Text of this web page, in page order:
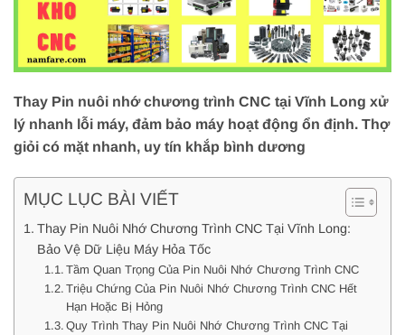
Thay Pin nuôi nhớ chương trình CNC tại Vĩnh Long xử
lý nhanh lỗi máy, đảm bảo máy hoạt động ổn định. Thợ
giỏi có mặt nhanh, uy tín khắp bình dương
MỤC LỤC BÀI VIẾT
Thay Pin Nuôi Nhớ Chương Trình CNC Tại Vĩnh Long:
Bảo Vệ Dữ Liệu Máy Hỏa Tốc
Tầm Quan Trọng Của Pin Nuôi Nhớ Chương Trình CNC
Triệu Chứng Của Pin Nuôi Nhớ Chương Trình CNC Hết
Hạn Hoặc Bị Hỏng
Quy Trình Thay Pin Nuôi Nhớ Chương Trình CNC Tại